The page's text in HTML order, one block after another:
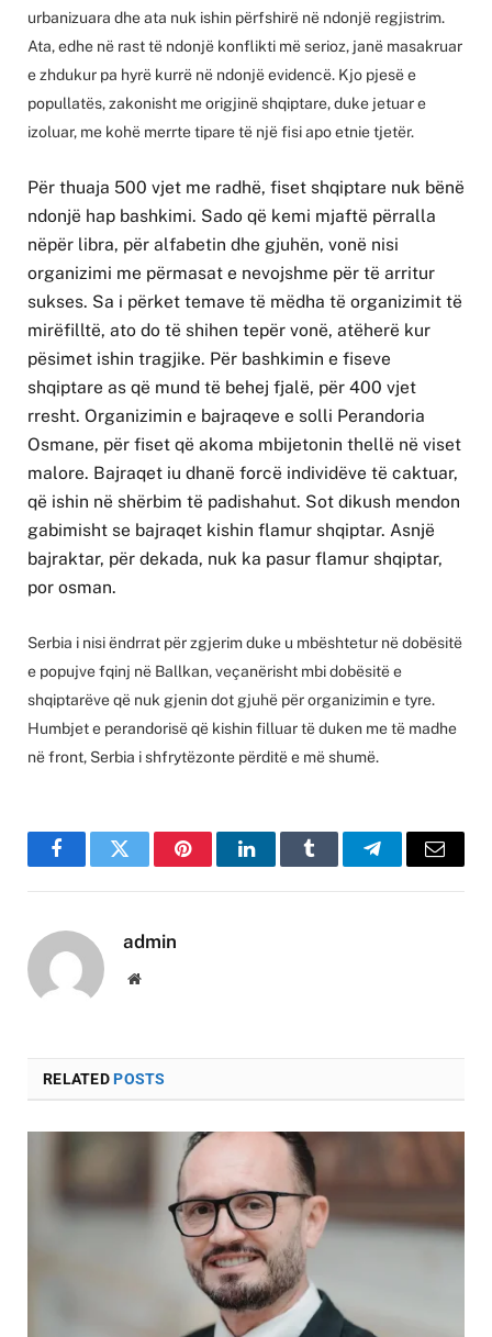
urbanizuara dhe ata nuk ishin përfshirë në ndonjë regjistrim.
Ata, edhe në rast të ndonjë konflikti më serioz, janë masakruar
e zhdukur pa hyrë kurrë në ndonjë evidencë. Kjo pjesë e
popullatës, zakonisht me origjinë shqiptare, duke jetuar e
izoluar, me kohë merrte tipare të një fisi apo etnie tjetër.
Për thuaja 500 vjet me radhë, fiset shqiptare nuk bënë
ndonjë hap bashkimi. Sado që kemi mjaftë përralla
nëpër libra, për alfabetin dhe gjuhën, vonë nisi
organizimi me përmasat e nevojshme për të arritur
sukses. Sa i përket temave të mëdha të organizimit të
mirëfilltë, ato do të shihen tepër vonë, atëherë kur
pësimet ishin tragjike. Për bashkimin e fiseve
shqiptare as që mund të behej fjalë, për 400 vjet
rresht. Organizimin e bajraqeve e solli Perandoria
Osmane, për fiset që akoma mbijetonin thellë në viset
malore. Bajraqet iu dhanë forcë individëve të caktuar,
që ishin në shërbim të padishahut. Sot dikush mendon
gabimisht se bajraqet kishin flamur shqiptar. Asnjë
bajraktar, për dekada, nuk ka pasur flamur shqiptar,
por osman.
Serbia i nisi ëndrrat për zgjerim duke u mbështetur në dobësitë
e popujve fqinj në Ballkan, veçanërisht mbi dobësitë e
shqiptarëve që nuk gjenin dot gjuhë për organizimin e tyre.
Humbjet e perandorisë që kishin filluar të duken me të madhe
në front, Serbia i shfrytëzonte përditë e më shumë.
FacebookTwitter PinterestLinkedInTumblr TelegramEmail
admin
Website
RELATEDPOSTS